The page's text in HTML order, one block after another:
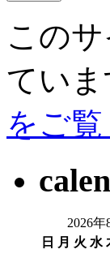
この
ていま
をご
2026年
日
月 火 水